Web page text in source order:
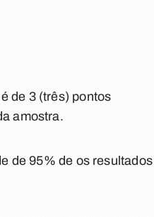
de 3 (três) pontos
amostra.
de 95% de os resultados